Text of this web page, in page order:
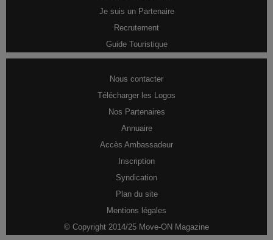
Je suis un Partenaire
Recrutement
Guide Touristique
Nous contacter
Télécharger les Logos
Nos Partenaires
Annuaire
Accès Ambassadeur
Inscription
Syndication
Plan du site
Mentions légales
© Copyright 2014/25 Move-ON Magazine